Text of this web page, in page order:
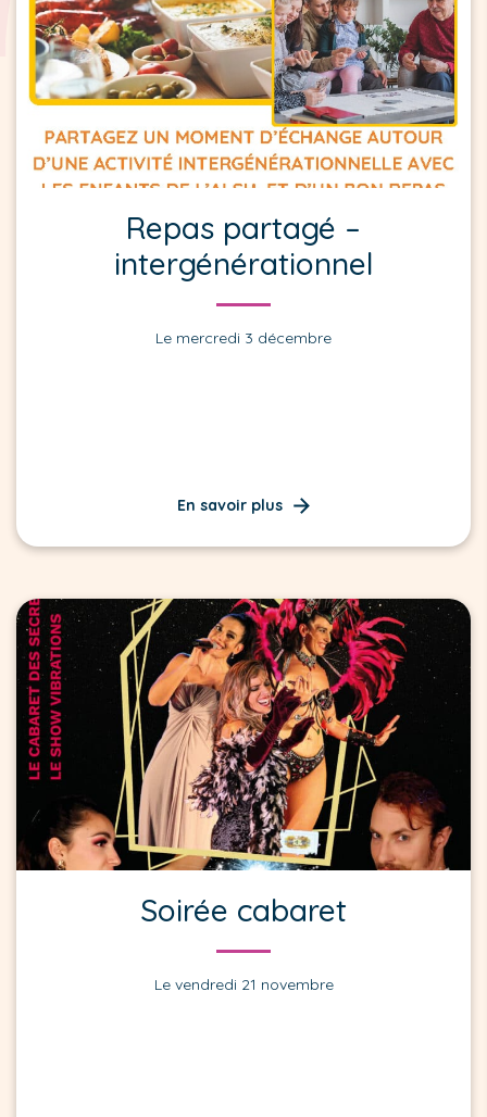
Repas partagé –
intergénérationnel
Le mercredi 3 décembre
En savoir plus
Soirée cabaret
Le vendredi 21 novembre